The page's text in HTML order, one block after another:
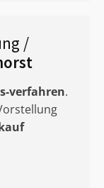
/
verfahren.